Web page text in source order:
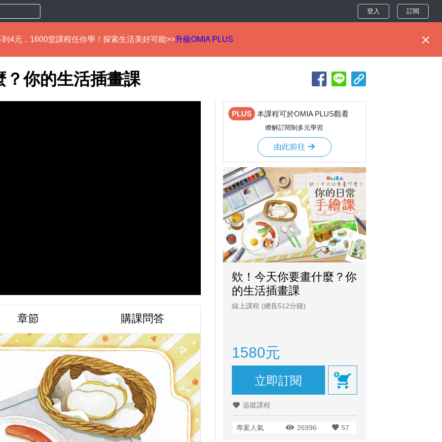
登入 訂閱
到4元，1600堂課程任你學！探索生活美好可能>>升級OMIA PLUS
你的⽣活插畫課
章節 購課問答
PLUS 本課程可於OMIA PLUS觀看
瞭解訂閱制多元學習
由此前往
欸！今天你要畫什麼？你
的⽣活插畫課
線上課程 (總長512分鐘)
1580元
立即訂閱
追蹤課程
專案人氣 26996 57